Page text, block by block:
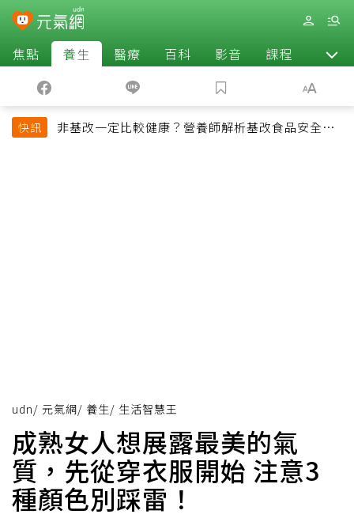
焦點 養生 醫療 百科 影音 課程 退休
快訊
非基改一定比較健康？營養師解析基改食品安全性
udn/ 元氣網/ 養生/ 生活智慧王
成熟女人想展露最美的氣
質，先從穿衣服開始 注意3
種顏色別踩雷！